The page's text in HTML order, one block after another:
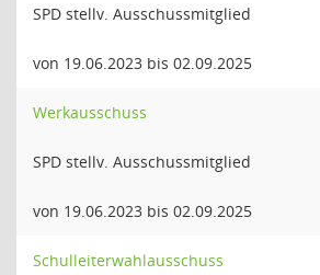
SPD stellv. Ausschussmitglied
von 19.06.2023 bis 02.09.2025
Werkausschuss
SPD stellv. Ausschussmitglied
von 19.06.2023 bis 02.09.2025
Schulleiterwahlausschuss